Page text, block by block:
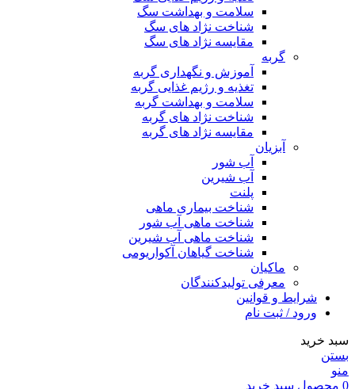
سلامت و بهداشت سگ
شناخت نژاد های سگ
مقایسه نژاد های سگ
گربه
آموزش و نگهداری گربه
تغذیه و رژیم غذایی گربه
سلامت و بهداشت گربه
شناخت نژاد های گربه
مقایسه نژاد های گربه
آبزیان
آب شور
آب شیرین
پلنت
شناخت بیماری ماهی
شناخت ماهی آب شور
شناخت ماهی آب شیرین
شناخت گیاهان آکواریومی
ماکیان
معرفی تولیدکنندگان
شرایط و قوانین
ورود / ثبت نام
سبد خرید
بستن
منو
0 محصول سبد خرید